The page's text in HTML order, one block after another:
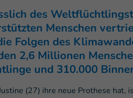
des
Menschen
Folgen des
2,6 Millionen
und 310.000